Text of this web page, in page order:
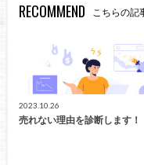
RECOMMEND こちらの記
2023.10.26
売れない理由を診断します！